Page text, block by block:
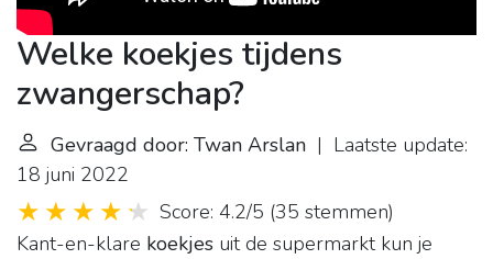
Welke koekjes tijdens
zwangerschap?
Gevraagd door: Twan Arslan | Laatste update:
18 juni 2022
Score: 4.2/5 (35 stemmen)
Kant-en-klare koekjes uit de supermarkt kun je